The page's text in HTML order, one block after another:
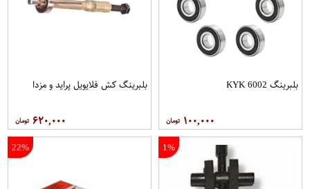
بلبرینگ 6002 KYK
۱۰۰,۰۰۰
بلبرینگ کش فلایویل پراید و مزدا
۶۲۰,۰۰۰
1%
22%